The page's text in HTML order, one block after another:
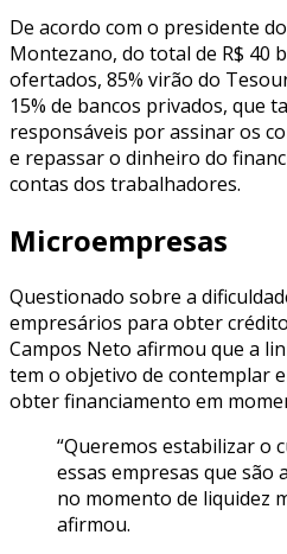
De acordo com o presidente
Montezano, do total de R$ 40
ofertados, 85% virão do
15% de bancos privados, que
responsáveis por assinar os
e repassar o dinheiro do
contas dos trabalhadores.
Microempresas
Questionado sobre a
empresários para obter
Campos Neto afirmou que a
tem o objetivo de contemplar
obter financiamento em
“Queremos estabilizar o
essas empresas que são
no momento de liquidez
afirmou.